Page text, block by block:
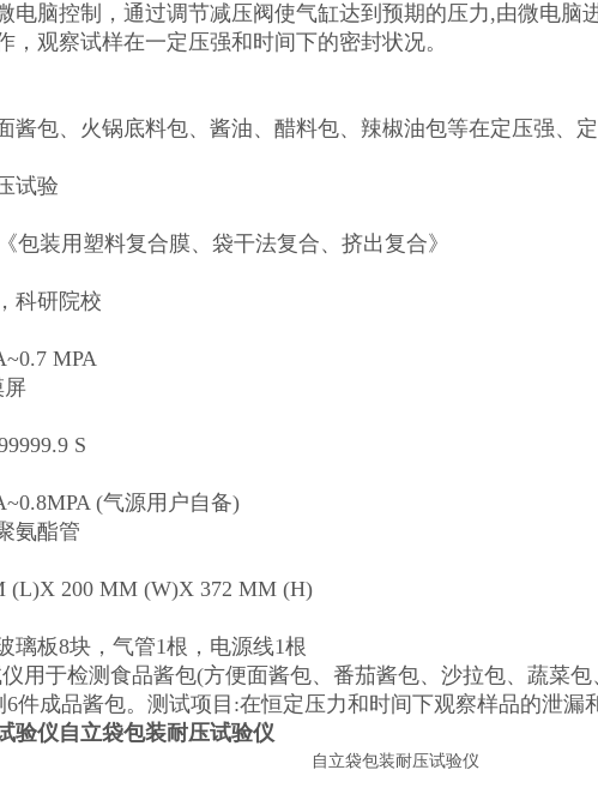
电脑控制，通过调节减压阀使气缸达到预期的压力,由微电脑
，观察试样在一定压强和时间下的密封状况。
酱包、火锅底料包、酱油、醋料包、辣椒油包等在定压强、
试验
包装用塑料复合膜、袋干法复合、挤出复合》
科研院校
MPA
屏
S
(气源用户自备)
氨酯管
(L)X 200 MM (W)X 372 MM (H)
璃板8块，气管1根，电源线1根
用于检测食品酱包(方便面酱包、番茄酱包、沙拉包、蔬菜包
件成品酱包。测试项目:在恒定压力和时间下观察样品的泄漏
验仪自立袋包装耐压试验仪